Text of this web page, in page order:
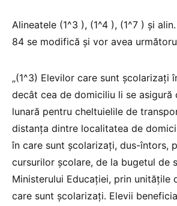
Alineatele (1^3 ), (1^4 ), (1^7 ) și
84 se modifică și vor avea
„(1^3) Elevilor care sunt școlarizați
decât cea de domiciliu li se asigură
lunară pentru cheltuielile de
distanța dintre localitatea de
în care sunt școlarizați, dus-întors,
cursurilor școlare, de la bugetul de
Ministerului Educației, prin unitățile
care sunt școlarizați. Elevii